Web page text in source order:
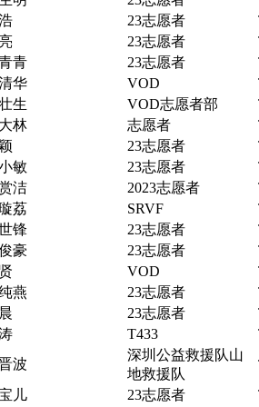
23志愿者
23志愿者
青 23志愿者
华 VOD
生 VOD志愿者部
林 志愿者
23志愿者
敏 23志愿者
洁 2023志愿者
荔 SRVF
锋 23志愿者
豪 23志愿者
VOD
燕 23志愿者
23志愿者
T433
波
深圳公益救援队山
地救援队
儿 23志愿者